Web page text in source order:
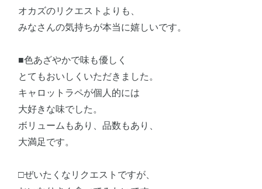
オカズのリクエストよりも、
みなさんの気持ちが本当に嬉しいです。
■色あざやかで味も優しく
とてもおいしくいただきました。
キャロットラペが個人的には
大好きな味でした。
ボリュームもあり、品数もあり、
大満足です。
□ぜいたくなリクエストですが、